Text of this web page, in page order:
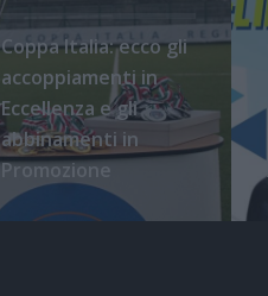
Coppa Italia: ecco gli
accoppiamenti in
Eccellenza e gli
abbinamenti in
Promozione